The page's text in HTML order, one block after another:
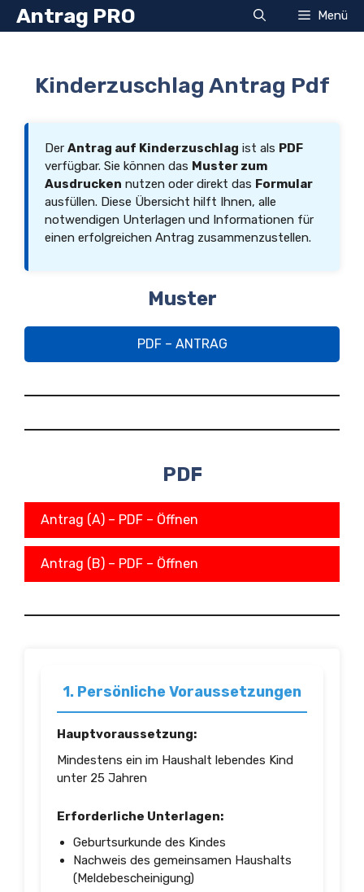
Zum
InhaltAntrag PRO Menü
Kinderzuschlag Antrag Pdf
Der Antrag auf Kinderzuschlag ist als PDF
verfügbar. Sie können das Muster zum
Ausdrucken nutzen oder direkt das Formular
ausfüllen. Diese Übersicht hilft Ihnen, alle
notwendigen Unterlagen und Informationen für
einen erfolgreichen Antrag zusammenzustellen.
Muster
PDF – ANTRAG
PDF
Antrag (A) – PDF – Öffnen
Antrag (B) – PDF – Öffnen
1. Persönliche Voraussetzungen
Hauptvoraussetzung:
Mindestens ein im Haushalt lebendes Kind
unter 25 Jahren
Erforderliche Unterlagen:
Geburtsurkunde des Kindes
Nachweis des gemeinsamen Haushalts
(Meldebescheinigung)